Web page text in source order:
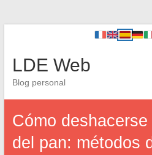
LDE Web
Blog personal
Cómo
del pan: métodos